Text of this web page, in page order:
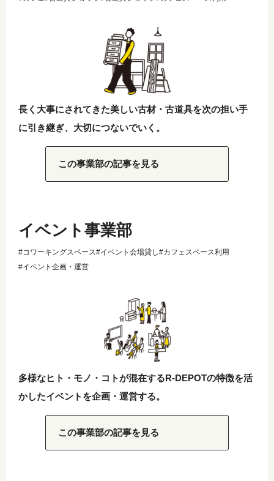
長く大事にされてきた美しい古材・古道具を次の担い手
に引き継ぎ、大切につないでいく。
この事業部の記事を見る
イベント事業部
#コワーキングスペース#イベント会場貸し#カフェスペース利用
#イベント企画・運営
多様なヒト・モノ・コトが混在するR-DEPOTの特徴を活
かしたイベントを企画・運営する。
この事業部の記事を見る